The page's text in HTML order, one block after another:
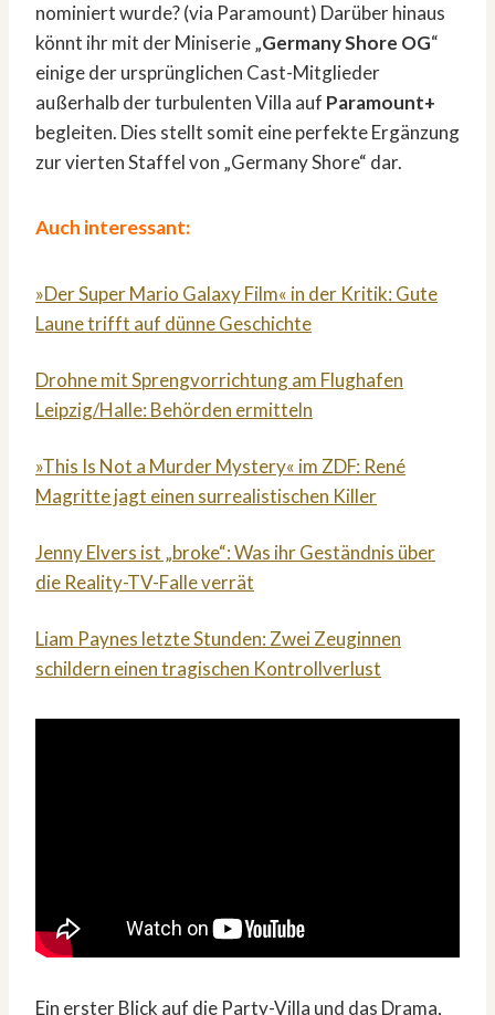
nominiert wurde? (via Paramount) Darüber hinaus
könnt ihr mit der Miniserie „Germany Shore OG“
einige der ursprünglichen Cast-Mitglieder
außerhalb der turbulenten Villa auf Paramount+
begleiten. Dies stellt somit eine perfekte Ergänzung
zur vierten Staffel von „Germany Shore“ dar.
Auch interessant:
»Der Super Mario Galaxy Film« in der Kritik: Gute
Laune trifft auf dünne Geschichte
Drohne mit Sprengvorrichtung am Flughafen
Leipzig/Halle: Behörden ermitteln
»This Is Not a Murder Mystery« im ZDF: René
Magritte jagt einen surrealistischen Killer
Jenny Elvers ist „broke“: Was ihr Geständnis über
die Reality-TV-Falle verrät
Liam Paynes letzte Stunden: Zwei Zeuginnen
schildern einen tragischen Kontrollverlust
Ein erster Blick auf die Party-Villa und das Drama,